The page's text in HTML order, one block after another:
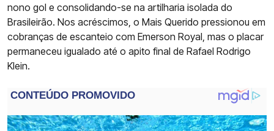
nono gol e consolidando-se na artilharia isolada do
Brasileirão. Nos acréscimos, o Mais Querido pressionou em
cobranças de escanteio com Emerson Royal, mas o placar
permaneceu igualado até o apito final de Rafael Rodrigo
Klein.